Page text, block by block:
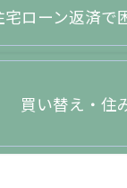
宅ローン返済で
買い替え・住